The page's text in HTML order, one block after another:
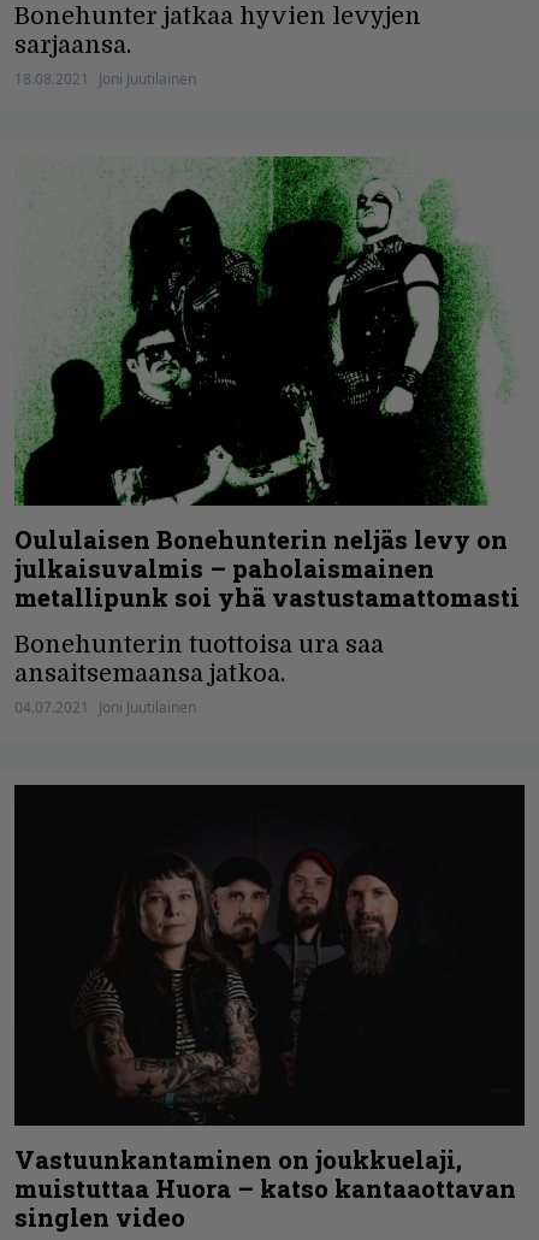
Bonehunter jatkaa hyvien levyjen
sarjaansa.
18.08.2021 Joni Juutilainen
Oululaisen Bonehunterin neljäs levy on
julkaisuvalmis – paholaismainen
metallipunk soi yhä vastustamattomasti
Bonehunterin tuottoisa ura saa
ansaitsemaansa jatkoa.
04.07.2021 Joni Juutilainen
Vastuunkantaminen on joukkuelaji,
muistuttaa Huora – katso kantaaottavan
singlen video